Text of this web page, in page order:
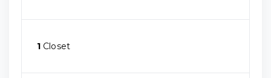
1 Closet